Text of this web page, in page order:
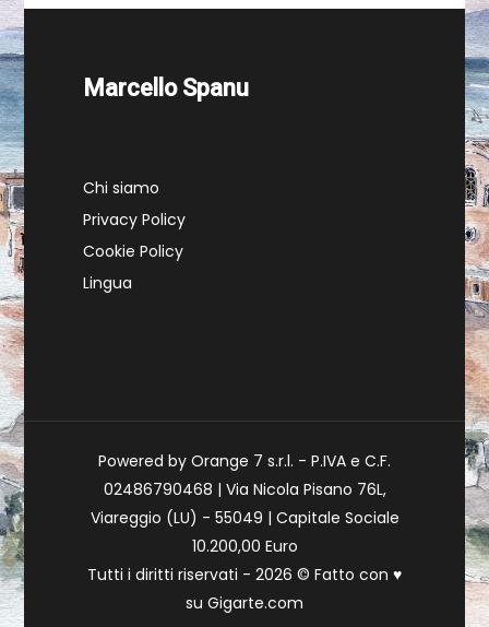
Marcello Spanu
Chi siamo
Privacy Policy
Cookie Policy
Lingua
Powered by Orange 7 s.r.l. - P.IVA e C.F.
02486790468 | Via Nicola Pisano 76L,
Viareggio (LU) - 55049 | Capitale Sociale
10.200,00 Euro
Tutti i diritti riservati - 2026 © Fatto con ♥
su Gigarte.com